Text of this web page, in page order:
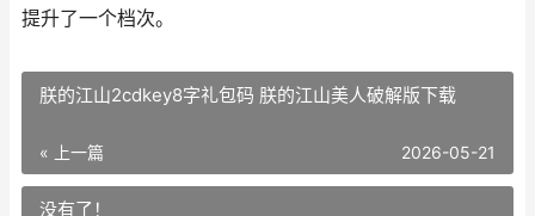
提升了一个档次。
朕的江山2cdkey8字礼包码 朕的江山美人破解版下载
« 上一篇 2026-05-21
没有了！